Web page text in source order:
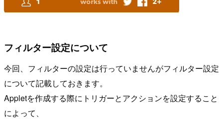
フィルター設定について
今回、フィルターの設定は行っていませんがフィルター設定
について記載しておきます。
Appletを作成する際にトリガーとアクションを設定すること
によって、